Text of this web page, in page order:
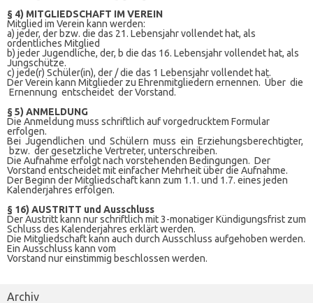
§ 4) MITGLIEDSCHAFT IM VEREIN
Mitglied im Verein kann werden:
a) jeder, der bzw. die das 21. Lebensjahr vollendet hat, als
ordentliches Mitglied
b) jeder Jugendliche, der, b die das 16. Lebensjahr vollendet hat, als
Jungschütze.
c) jede(r) Schüler(in), der / die das 1 Lebensjahr vollendet hat.
Der Verein kann Mitglieder zu Ehrenmitgliedern ernennen. Über die
Ernennung entscheidet der Vorstand.
§ 5) ANMELDUNG
Die Anmeldung muss schriftlich auf vorgedrucktem Formular
erfolgen.
Bei Jugendlichen und Schülern muss ein Erziehungsberechtigter,
bzw. der gesetzliche Vertreter, unterschreiben.
Die Aufnahme erfolgt nach vorstehenden Bedingungen. Der
Vorstand entscheidet mit einfacher Mehrheit über die Aufnahme.
Der Beginn der Mitgliedschaft kann zum 1.1. und 1.7. eines jeden
Kalenderjahres erfolgen.
§ 16) AUSTRITT und Ausschluss
Der Austritt kann nur schriftlich mit 3-monatiger Kündigungsfrist zum
Schluss des Kalenderjahres erklärt werden.
Die Mitgliedschaft kann auch durch Ausschluss aufgehoben werden.
Ein Ausschluss kann vom
Vorstand nur einstimmig beschlossen werden.
Archiv